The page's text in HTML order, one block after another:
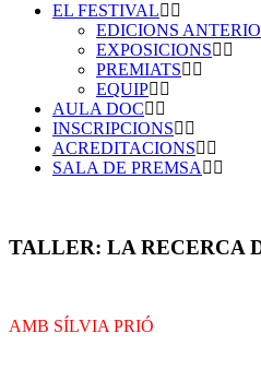
EL FESTIVAL
EDICIONS
EXPOSICIONS
PREMIATS
EQUIP
AULA DOC
INSCRIPCIONS
ACREDITACIONS
SALA DE PREMSA
TALLER: LA RECERCA
AMB SÍLVIA PRIÓ